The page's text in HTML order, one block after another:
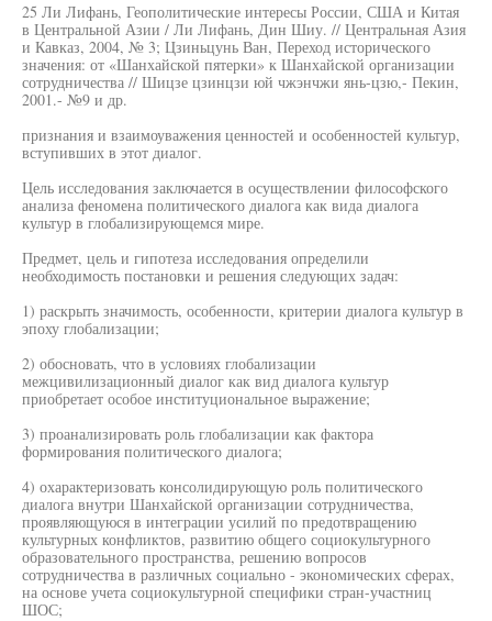
25 Ли Лифань, Геополитические интересы России, США и Китая
в Центральной Азии / Ли Лифань, Дин Шиу. // Центральная Азия
и Кавказ, 2004, № 3; Цзиньцунь Ван, Переход исторического
значения: от «Шанхайской пятерки» к Шанхайской организации
сотрудничества // Шицзе цзинцзи юй чжэнчжи янь-цзю,- Пекин,
2001.- №9 и др.
признания и взаимоуважения ценностей и особенностей культур,
вступивших в этот диалог.
Цель исследования заключается в осуществлении философского
анализа феномена политического диалога как вида диалога
культур в глобализирующемся мире.
Предмет, цель и гипотеза исследования определили
необходимость постановки и решения следующих задач:
1) раскрыть значимость, особенности, критерии диалога культур в
эпоху глобализации;
2) обосновать, что в условиях глобализации
межцивилизационный диалог как вид диалога культур
приобретает особое институциональное выражение;
3) проанализировать роль глобализации как фактора
формирования политического диалога;
4) охарактеризовать консолидирующую роль политического
диалога внутри Шанхайской организации сотрудничества,
проявляющуюся в интеграции усилий по предотвращению
культурных конфликтов, развитию общего социокультурного
образовательного пространства, решению вопросов
сотрудничества в различных социально - экономических сферах,
на основе учета социокультурной специфики стран-участниц
ШОС;